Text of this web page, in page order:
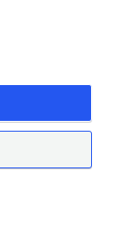
| Strada
| Tel.
|